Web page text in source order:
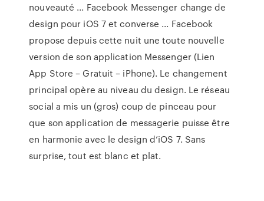
nouveauté ... Facebook Messenger change de
design pour iOS 7 et converse ... Facebook
propose depuis cette nuit une toute nouvelle
version de son application Messenger (Lien
App Store – Gratuit – iPhone). Le changement
principal opère au niveau du design. Le réseau
social a mis un (gros) coup de pinceau pour
que son application de messagerie puisse être
en harmonie avec le design d’iOS 7. Sans
surprise, tout est blanc et plat.